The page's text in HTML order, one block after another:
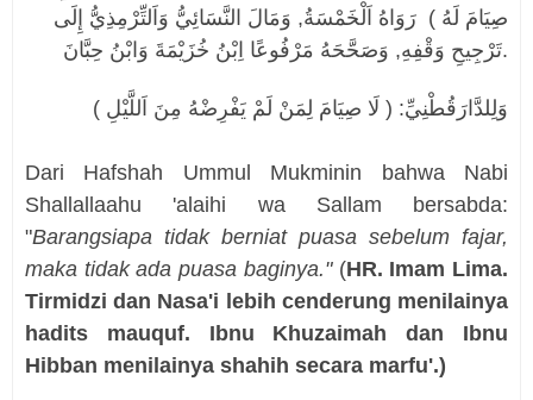
صِيَامَ لَهُ ) رَوَاهُ اَلْخَمْسَةُ, وَمَالَ النَّسَائِيُّ وَاَلتِّرْمِذِيُّ إِلَى
تَرْجِيحِ وَقْفِهِ, وَصَحَّحَهُ مَرْفُوعًا اِبْنُ خُزَيْمَةَ وَابْنُ حِبَّانَ.
وَلِلدَّارَقُطْنِيِّ: ( لَا صِيَامَ لِمَنْ لَمْ يَفْرِضْهُ مِنَ اَللَّيْلِ )
Dari Hafshah Ummul Mukminin bahwa Nabi
Shallallaahu 'alaihi wa Sallam bersabda:
"Barangsiapa tidak berniat puasa sebelum fajar,
maka tidak ada puasa baginya."(HR. Imam Lima.
Tirmidzi dan Nasa'i lebih cenderung menilainya
hadits mauquf. Ibnu Khuzaimah dan Ibnu
Hibban menilainya shahih secara marfu'.)